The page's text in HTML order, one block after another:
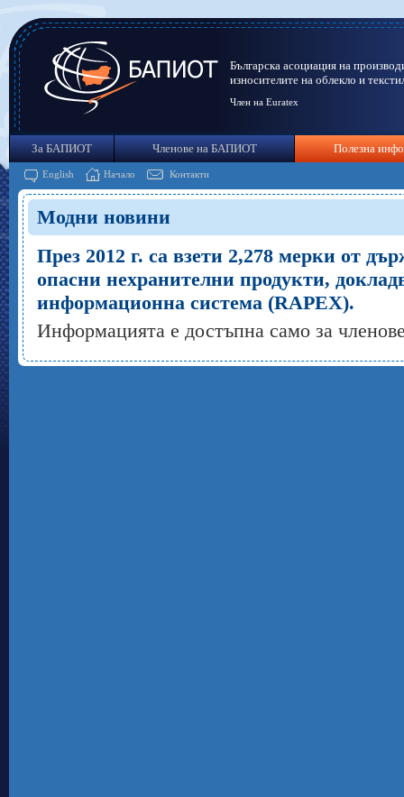
Българска асоциация на
износителите на облекло и
Член на Euratex
За БАПИОТ Членове на БАПИОТ Полезна
English Начало Контакти
Модни новини
През 2012 г. са взети 2,278 мерки от
опасни нехранителни продукти,
информационна система (RAPEX).
Информацията е достъпна само за